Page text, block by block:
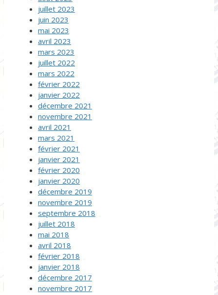
juillet 2023
juin 2023
mai 2023
avril 2023
mars 2023
juillet 2022
mars 2022
février 2022
janvier 2022
décembre 2021
novembre 2021
avril 2021
mars 2021
février 2021
janvier 2021
février 2020
janvier 2020
décembre 2019
novembre 2019
septembre 2018
juillet 2018
mai 2018
avril 2018
février 2018
janvier 2018
décembre 2017
novembre 2017